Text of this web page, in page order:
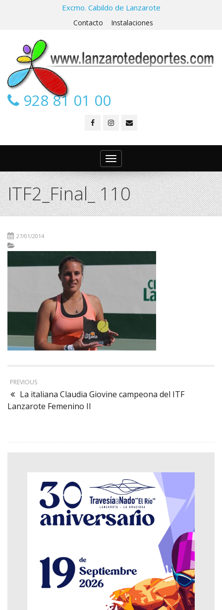
Excmo. Cabildo de Lanzarote
Contacto Instalaciones
928 81 01 00
Toggle
navigation
ITF2_Final_ 110
27/01/2014
PREVIOUS
La italiana Claudia Giovine campeona del ITF
Lanzarote Femenino II